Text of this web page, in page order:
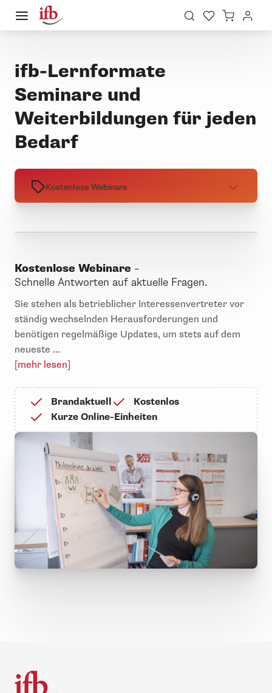
ifb-Lernformate
Seminare und
Weiterbildungen für jeden
Bedarf
Kostenlose Webinare
Kostenlose Webinare –
Schnelle Antworten auf aktuelle Fragen.
Sie stehen als betrieblicher Interessenvertreter vor
ständig wechselnden Herausforderungen und
benötigen regelmäßige Updates, um stets auf dem
neueste ...
[mehr lesen]
Brandaktuell
Kostenlos
Kurze Online-Einheiten